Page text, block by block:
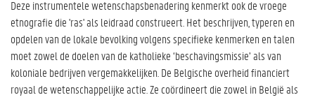
Deze instrumentele wetenschapsbenadering kenmerkt ook de vroege
etnografie die 'ras' als leidraad construeert. Het beschrijven, typeren en
opdelen van de lokale bevolking volgens specifieke kenmerken en talen
moet zowel de doelen van de katholieke ‘beschavingsmissie’ als van
koloniale bedrijven vergemakkelijken. De Belgische overheid financiert
royaal de wetenschappelijke actie. Ze coördineert die zowel in België als